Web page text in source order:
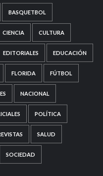
BASQUETBOL
CIENCIA CULTURA
EDITORIALES EDUCACIÓN
FLORIDA FÚTBOL
NACIONAL
POLÍTICA
SALUD
SOCIEDAD